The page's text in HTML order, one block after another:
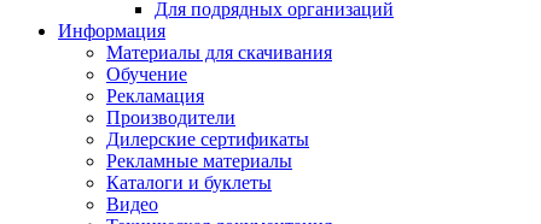
Для подрядных организаций
Информация
Материалы для скачивания
Обучение
Рекламация
Производители
Дилерские сертификаты
Рекламные материалы
Каталоги и буклеты
Видео